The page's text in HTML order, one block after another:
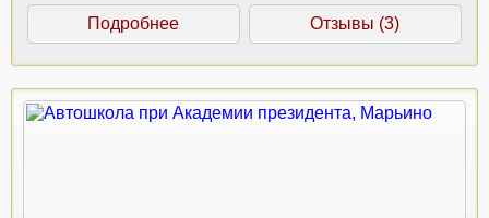
Подробнее Отзывы (3)